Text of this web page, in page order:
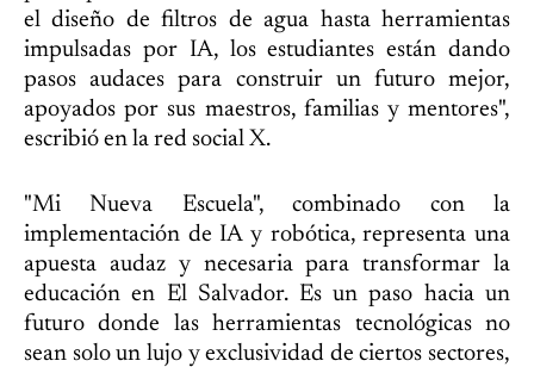
el diseño de filtros de agua hasta herramientas
impulsadas por IA, los estudiantes están dando
pasos audaces para construir un futuro mejor,
apoyados por sus maestros, familias y mentores",
escribió en la red social X.
"Mi Nueva Escuela", combinado con la
implementación de IA y robótica, representa una
apuesta audaz y necesaria para transformar la
educación en El Salvador. Es un paso hacia un
futuro donde las herramientas tecnológicas no
sean solo un lujo y exclusividad de ciertos sectores,